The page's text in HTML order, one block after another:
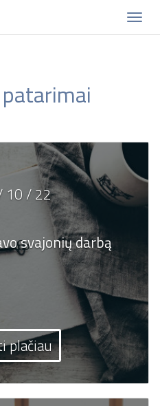
10 / 22
svajonių darbą
plačiau